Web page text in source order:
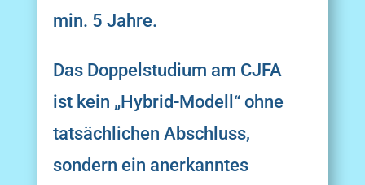
min. 5 Jahre.
Das Doppelstudium am CJFA
istkein „Hybrid-Modell“ ohne
tatsächlichen Abschluss,
sondern ein anerkanntes